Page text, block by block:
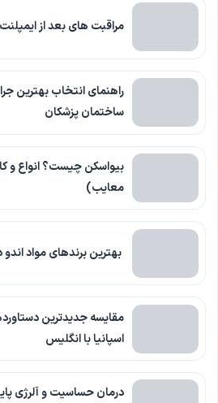
مراقبت های بعد از
راهنمای انتخاب بهترین
ساختمان پزشکان
بیواسکن چیست؟ انواع و
معایب)
بهترین برندهای مواد اندو
مقایسه جدیدترین
اسپانیا با انگلیس